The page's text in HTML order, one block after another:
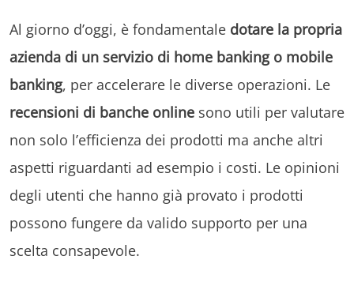
Al giorno d’oggi, è fondamentale dotare la propria
azienda di un servizio di home banking o mobile
banking, per accelerare le diverse operazioni. Le
recensioni di banche online sono utili per valutare
non solo l’efficienza dei prodotti ma anche altri
aspetti riguardanti ad esempio i costi. Le opinioni
degli utenti che hanno già provato i prodotti
possono fungere da valido supporto per una
scelta consapevole.